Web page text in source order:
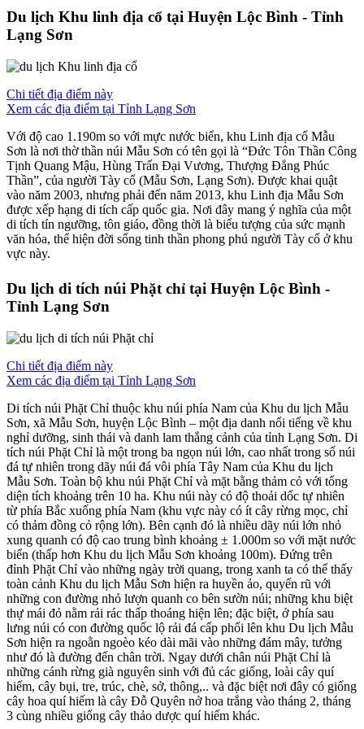
Du lịch Khu linh địa cổ tại Huyện Lộc Bình - Tỉnh
Lạng Sơn
Chi tiết địa điểm này
Xem các địa điểm tại Tỉnh Lạng Sơn
Với độ cao 1.190m so với mực nước biển, khu Linh địa cổ Mẫu
Sơn là nơi thờ thần núi Mẫu Sơn có tên gọi là “Đức Tôn Thần Công
Tịnh Quang Mậu, Hùng Trấn Đại Vương, Thượng Đẳng Phúc
Thần”, của người Tày cổ (Mẫu Sơn, Lạng Sơn). Được khai quật
vào năm 2003, nhưng phải đến năm 2013, khu Linh địa Mẫu Sơn
được xếp hạng di tích cấp quốc gia. Nơi đây mang ý nghĩa của một
di tích tín ngưỡng, tôn giáo, đồng thời là biểu tượng của sức mạnh
văn hóa, thể hiện đời sống tinh thần phong phú người Tày cổ ở khu
vực này.
Du lịch di tích núi Phặt chỉ tại Huyện Lộc Bình -
Tỉnh Lạng Sơn
Chi tiết địa điểm này
Xem các địa điểm tại Tỉnh Lạng Sơn
Di tích núi Phặt Chỉ thuộc khu núi phía Nam của Khu du lịch Mẫu
Sơn, xã Mẫu Sơn, huyện Lộc Bình – một địa danh nổi tiếng về khu
nghỉ dưỡng, sinh thái và danh lam thắng cảnh của tỉnh Lạng Sơn. Di
tích núi Phặt Chỉ là một trong ba ngọn núi lớn, cao nhất trong số núi
đá tự nhiên trong dãy núi đá vôi phía Tây Nam của Khu du lịch
Mẫu Sơn. Toàn bộ khu núi Phặt Chỉ và mặt bằng thảm cỏ với tổng
diện tích khoảng trên 10 ha. Khu núi này có độ thoải dốc tự nhiên
từ phía Bắc xuống phía Nam (khu vực này có ít cây rừng mọc, chỉ
có thảm đồng cỏ rộng lớn). Bên cạnh đó là nhiều dãy núi lớn nhỏ
xung quanh có độ cao trung bình khoảng ± 1.000m so với mặt nước
biển (thấp hơn Khu du lịch Mẫu Sơn khoảng 100m). Đứng trên
đỉnh Phặt Chỉ vào những ngày trời quang, trong xanh ta có thể thấy
toàn cảnh Khu du lịch Mẫu Sơn hiện ra huyền ảo, quyến rũ với
những con đường nhỏ lượn quanh co bên sườn núi; những khu biệt
thự mái đỏ nằm rải rác thấp thoáng hiện lên; đặc biệt, ở phía sau
lưng núi có con đường quốc lộ rải đá cấp phối lên khu Du lịch Mẫu
Sơn hiện ra ngoằn ngoèo kéo dài mãi vào những đám mây, tưởng
như đó là đường đến chân trời. Ngay dưới chân núi Phặt Chỉ là
những cánh rừng già nguyên sinh với đủ các giống, loài cây quí
hiếm, cây bụi, tre, trúc, chè, sở, thông,.. và đặc biệt nơi đây có giống
cây hoa quí hiếm là cây Đỗ Quyên nở hoa trắng vào tháng 2, tháng
3 cùng nhiều giống cây thảo dược quí hiếm khác.